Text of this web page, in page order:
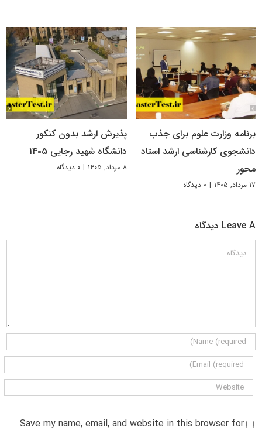
برنامه وزارت علوم برای جذب
دانشجوی کارشناسی ارشد استاد
محور
۱۷ مرداد, ۱۴۰۵ | ۰ دیدگاه
پذیرش ارشد بدون کنکور
دانشگاه شهید رجایی ۱۴۰۵
۸ مرداد, ۱۴۰۵ | ۰ دیدگاه
Leave A دیدگاه
دیدگاه
Save my name, email, and website in this browser for